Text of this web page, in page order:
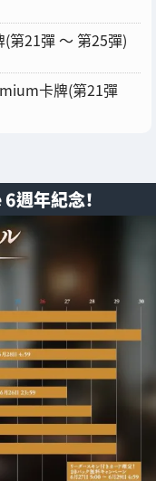
第21彈 ～ 第25彈)
卡牌(第21彈
年紀念！